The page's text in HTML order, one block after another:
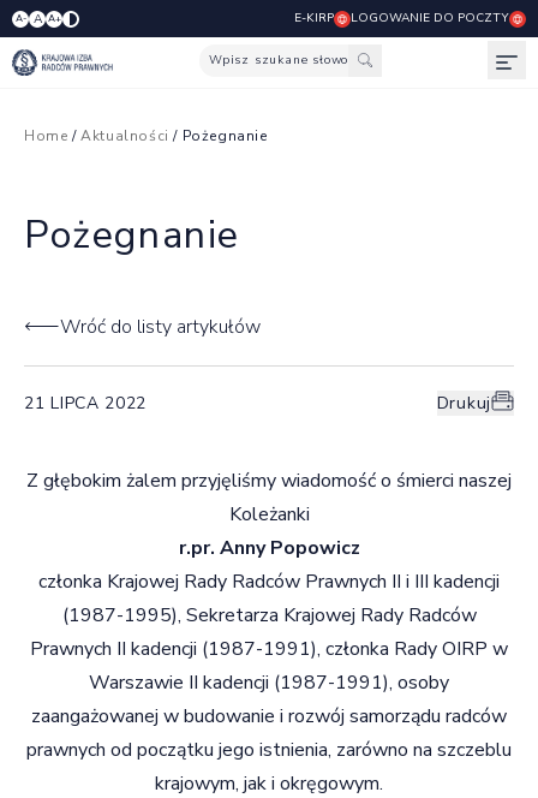
A- A A+ E-KIRP LOGOWANIE DO POCZTY
Wpisz szukane słowo
Home /Aktualności / Pożegnanie
Pożegnanie
Wróć do listy artykułów
21 LIPCA 2022 Drukuj
Z głębokim żalem przyjęliśmy wiadomość o śmierci naszej
Koleżanki
r.pr. Anny Popowicz
członka Krajowej Rady Radców Prawnych II i III kadencji
(1987-1995), Sekretarza Krajowej Rady Radców
Prawnych II kadencji (1987-1991), członka Rady OIRP w
Warszawie II kadencji (1987-1991), osoby
zaangażowanej w budowanie i rozwój samorządu radców
prawnych od początku jego istnienia, zarówno na szczeblu
krajowym, jak i okręgowym.